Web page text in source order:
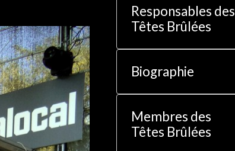
Responsables des
Têtes Brûlées
Biographie
Membres des
Têtes Brûlées